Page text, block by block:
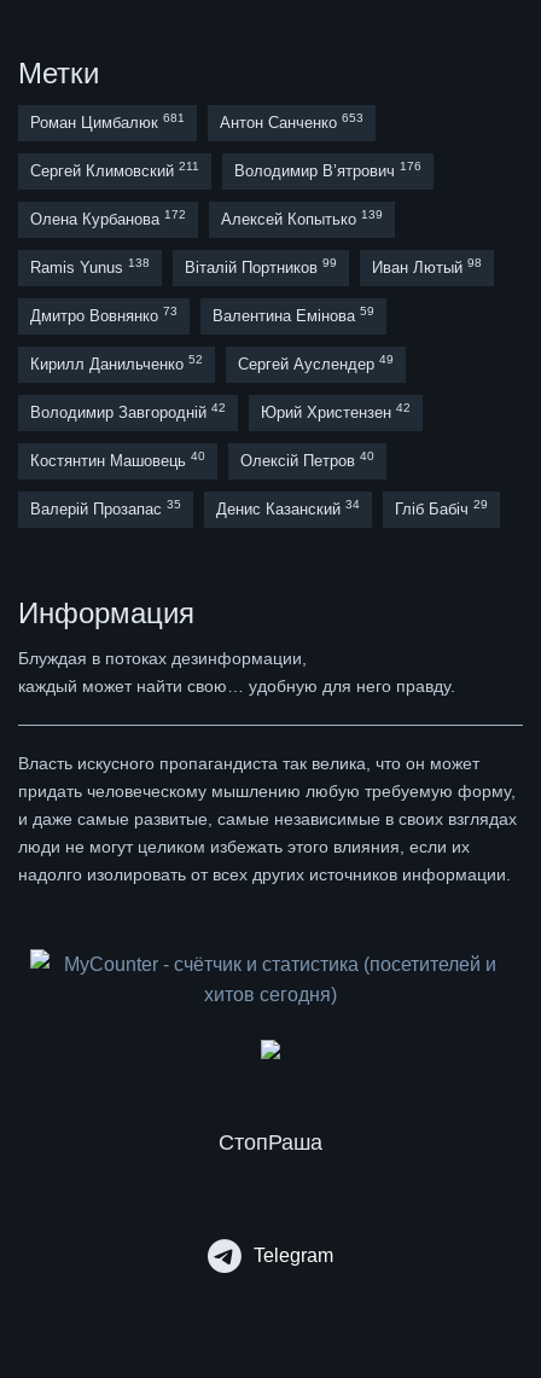
Метки
Роман Цимбалюк 681 Антон Санченко 653
Сергей Климовский 211 Володимир В’ятрович 176
Олена Курбанова 172 Алексей Копытько 139
Ramis Yunus 138 Віталій Портников 99 Иван Лютый 98
Дмитро Вовнянко 73 Валентина Емінова 59
Кирилл Данильченко 52 Сергей Ауслендер 49
Володимир Завгородній 42 Юрий Христензен 42
Костянтин Машовець 40 Олексій Петров 40
Валерій Прозапас 35 Денис Казанский 34 Гліб Бабіч 29
Информация
Блуждая в потоках дезинформации,
каждый может найти свою… удобную для него правду.
Власть искусного пропагандиста так велика, что он может
придать человеческому мышлению любую требуемую форму,
и даже самые развитые, самые независимые в своих взглядах
люди не могут целиком избежать этого влияния, если их
надолго изолировать от всех других источников информации.
СтопРаша
Telegram